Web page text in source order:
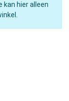
kan hier alleen